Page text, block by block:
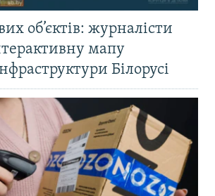
об’єктів: журналісти
мапу
Білорусі